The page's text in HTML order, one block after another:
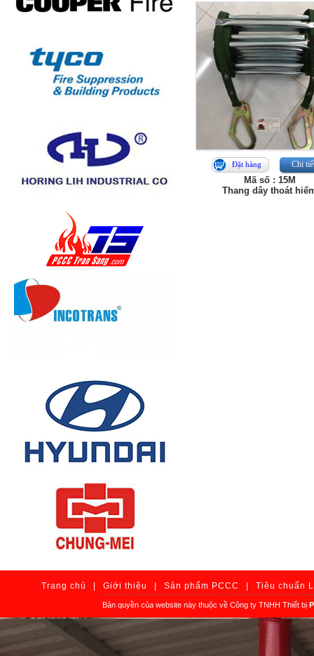
Đặt hàng Chi
Mã số : 15M
Thang dây thoát
Trang chủ Giới thiệu Sản phẩm PCCC Tiêu chuẩn
Bản quyền của website này thuộc về Công ty TNHH Thiết bị